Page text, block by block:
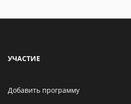
УЧАСТИЕ
Добавить программу